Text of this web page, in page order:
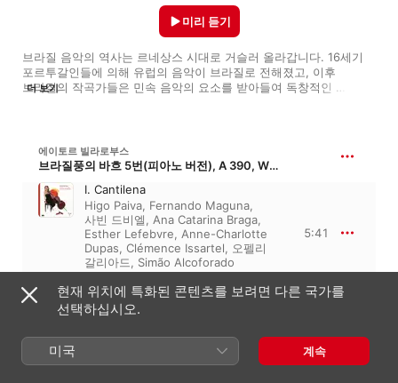
브라질 음악의 역사는 르네상스 시대로 거슬러 올라갑니다. 16세기
포르투갈인들에 의해 유럽의 음악이 브라질로 전해졌고, 이후
브라질의 작곡가들은 민속 음악의 요소를 받아들여 독창적인
더 보기
미리 듣기
에이토르 빌라로부스
브라질풍의 바흐 5번(피아노 버전), A 390, W 390
I. Cantilena
Higo Paiva, Fernando Maguna,
사빈 드비엘, Ana Catarina Braga,
Esther Lefebvre, Anne-Charlotte
Dupas, Clémence Issartel, 오펠리
갈리아드, Simão Alcoforado
Barreira
5:41
오스카르 로렌주 페르난데스
상파울루 주립 교향악단,로베르토
3:58
현재 위치에 특화된 콘텐츠를 보려면 다른 국가를
선택하십시오.
미국 계속